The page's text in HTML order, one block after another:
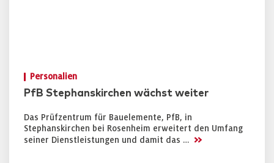
Personalien
PfB Stephanskirchen wächst weiter
Das Prüfzentrum für Bauelemente, PfB, in
Stephanskirchen bei Rosenheim erweitert den Umfang
seiner Dienstleistungen und damit das … >>